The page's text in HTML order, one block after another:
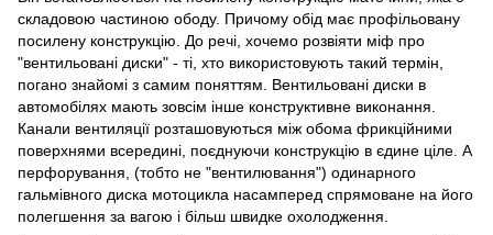
складовою частиною ободу. Причому обід має профільовану
посилену конструкцію. До речі, хочемо розвіяти міф про
"вентильовані диски" - ті, хто використовують такий термін,
погано знайомі з самим поняттям. Вентильовані диски в
автомобілях мають зовсім інше конструктивне виконання.
Канали вентиляції розташовуються між обома фрикційними
поверхнями всередині, поєднуючи конструкцію в єдине ціле. А
перфорування, (тобто не "вентилювання") одинарного
гальмівного диска мотоцикла насамперед спрямоване на його
полегшення за вагою і більш швидке охолодження.